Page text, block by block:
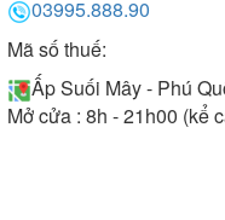
03995.888.90
Mã số thuế:
Ấp Suối Mây - Phú
Mở cửa : 8h - 21h00 (kể